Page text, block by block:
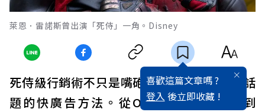
萊恩．雷諾斯曾出演「死侍」一角。Disney
喜歡這篇文章嗎 ?
登入 後立即收藏 !
死侍級行銷術不只是嘴砲，而是能即時引爆話
題的快廣告方法。從Oreo停電神回應，到